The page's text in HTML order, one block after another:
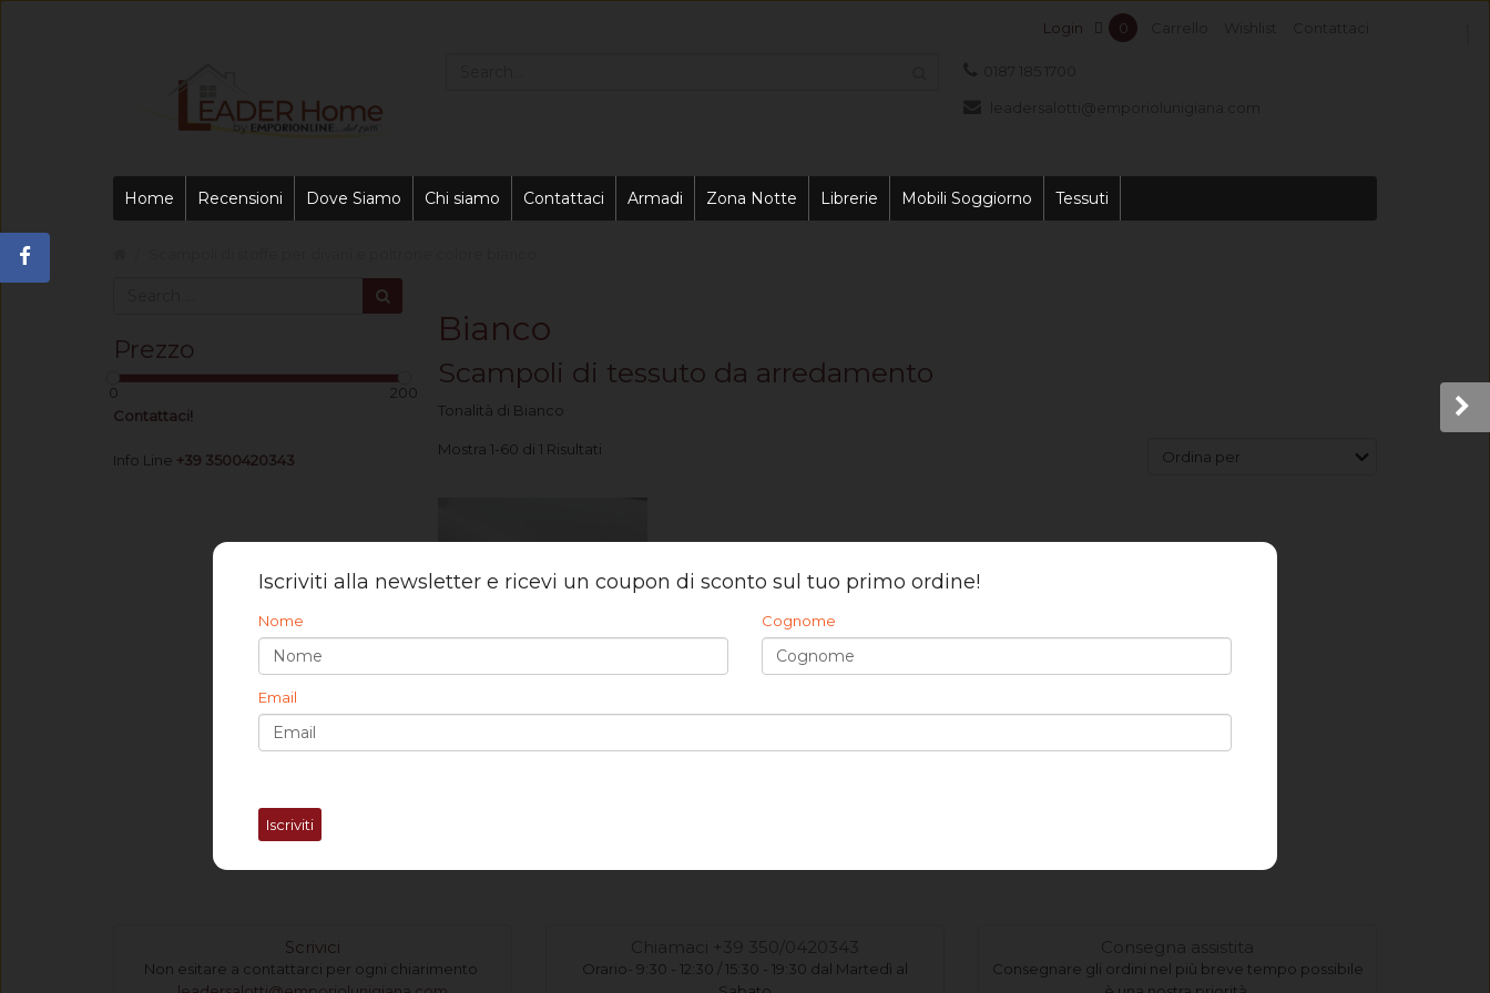
Login 0
Home Recensioni Dove Siamo Chi siamo Contattaci Armadi Zona Notte Librerie Mobili Soggiorno Tessuti
Bianco
Scampoli di tessuto da arredamento
Tonalità di Bianco
Mostra 1-60 di 1 Risultati
Scampolo Fintapelle Balance
Prezzo
0
200
Contattaci!
Info Line +39 3500420343
Scrivici
Non esitare a contattarci per ogni chiarimento
Chiamaci +39 350/0420343
Orario- 9:30 - 12:30 / 15:30 - 19:30 dal Martedì al
Consegna assistita
Consegnare gli ordini nel più breve tempo possibile
Iscriviti alla newsletter e ricevi un coupon di sconto sul tuo primo ordine!
Nome Cognome
Email
Iscriviti